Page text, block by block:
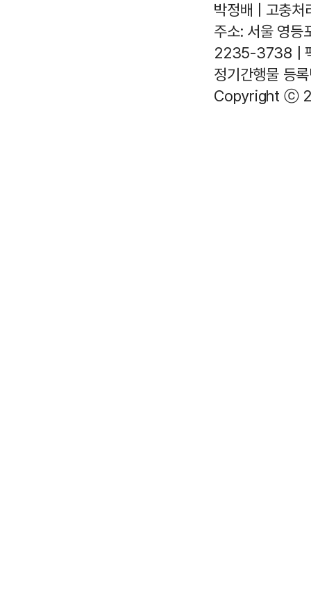
박정배 | 고충
주소: 서울 영
2235-3738 |
정기간행물 등
Copyright ⓒ